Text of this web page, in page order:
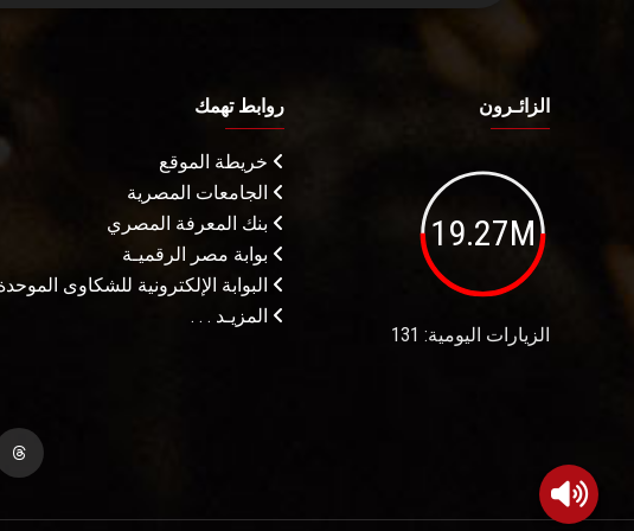
الزائـرون
19.27M
الزيارات اليومية: 131
روابط تهمك
خريطة الموقع
الجامعات المصرية
بنك المعرفة المصري
بوابة مصر الرقميـة
البوابة الإلكترونية للشكاوى
المزيـد . . .